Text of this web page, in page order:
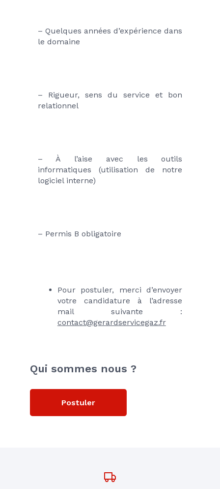
– Quelques années d’expérience dans
le domaine
– Rigueur, sens du service et bon
relationnel
– À l’aise avec les outils
informatiques (utilisation de notre
logiciel interne)
– Permis B obligatoire
Pour postuler, merci d’envoyer
votre candidature à l’adresse
contact@gerardservicegaz.fr
Qui sommes nous ?
Postuler